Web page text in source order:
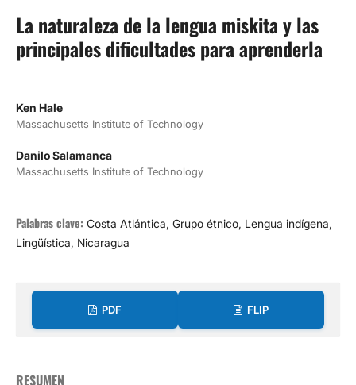
La naturaleza de la lengua miskita y las
principales dificultades para aprenderla
Ken Hale
Massachusetts Institute of Technology
Danilo Salamanca
Massachusetts Institute of Technology
Palabras clave: Costa Atlántica, Grupo étnico, Lengua indígena,
Lingüística, Nicaragua
PDF FLIP
RESUMEN